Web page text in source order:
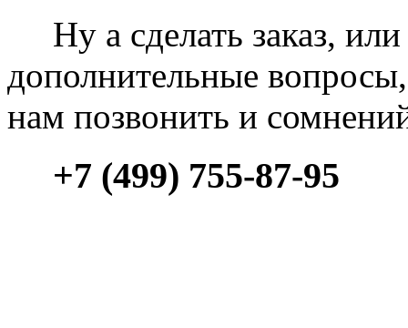
Ну а сделать заказ, или
дополнительные вопросы,
нам позвонить и
+7 (499) 755-87-95